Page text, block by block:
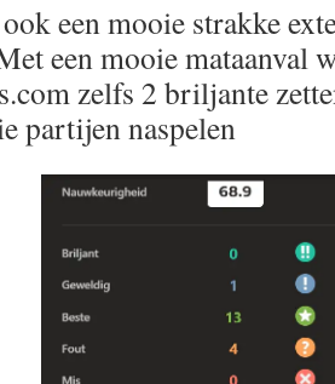
een mooie strakke
een mooie mataanval
zelfs 2 briljante
partijen naspelen